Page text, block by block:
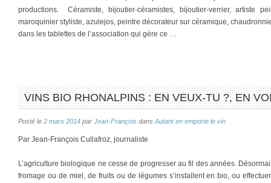
productions. Céramiste, bijoutier-céramistes, bijoutier-verrier, artiste
maroquinier styliste, azulejos, peintre décorateur sur céramique,
dans les tablettes de l’association qui gère ce …
VINS BIO RHONALPINS : EN VEUX-TU ?, EN
Posté le 2 mars 2014 par Jean-François dans Autant en emporte le vin
Par Jean-François Cullafroz, journaliste
L’agriculture biologique ne cesse de progresser au fil des années.
fromage ou de miel, de fruits ou de légumes s’installent en bio, ou